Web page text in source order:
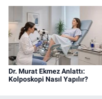
Dr. Murat Ekmez Anlattı:
Kolposkopi Nasıl Yapılır?